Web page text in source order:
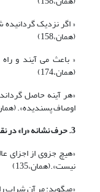
« اگر نزدیک
(همان،158)
« باعث می آیند و راه
(همان،174)
«هر آینه حاصل
اوصاف پسندیده».
3. حرف نشانه «را» در نقش حرف اضافه «برای» در معنای مالکیت
«هیچ جزوی از اجزای
نیست».(همان،135)